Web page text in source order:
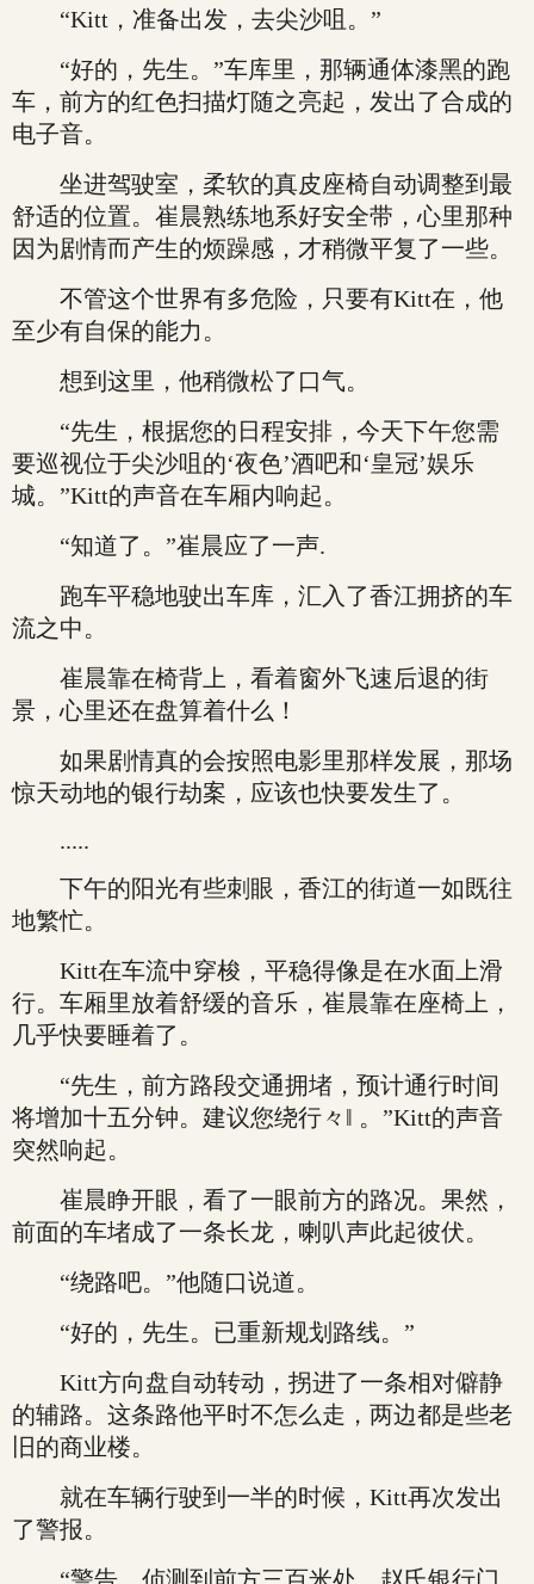
“Kitt，准备出发，去尖沙咀。”
“好的，先生。”车库里，那辆通体漆黑的跑
车，前方的红色扫描灯随之亮起，发出了合成的
电子音。
坐进驾驶室，柔软的真皮座椅自动调整到最
舒适的位置。崔晨熟练地系好安全带，心里那种
因为剧情而产生的烦躁感，才稍微平复了一些。
不管这个世界有多危险，只要有Kitt在，他
至少有自保的能力。
想到这里，他稍微松了口气。
“先生，根据您的日程安排，今天下午您需
要巡视位于尖沙咀的‘夜色’酒吧和‘皇冠’娱乐
城。”Kitt的声音在车厢内响起。
“知道了。”崔晨应了一声.
跑车平稳地驶出车库，汇入了香江拥挤的车
流之中。
崔晨靠在椅背上，看着窗外飞速后退的街
景，心里还在盘算着什么！
如果剧情真的会按照电影里那样发展，那场
惊天动地的银行劫案，应该也快要发生了。
.....
下午的阳光有些刺眼，香江的街道一如既往
地繁忙。
Kitt在车流中穿梭，平稳得像是在水面上滑
行。车厢里放着舒缓的音乐，崔晨靠在座椅上，
几乎快要睡着了。
“先生，前方路段交通拥堵，预计通行时间
将增加十五分钟。建议您绕行々‖ 。”Kitt的声音
突然响起。
崔晨睁开眼，看了一眼前方的路况。果然，
前面的车堵成了一条长龙，喇叭声此起彼伏。
“绕路吧。”他随口说道。
“好的，先生。已重新规划路线。”
Kitt方向盘自动转动，拐进了一条相对僻静
的辅路。这条路他平时不怎么走，两边都是些老
旧的商业楼。
就在车辆行驶到一半的时候，Kitt再次发出
了警报。